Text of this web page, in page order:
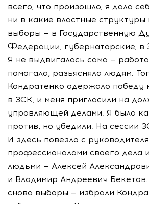
всего, что произошло, я дала
ни в какие властные
выборы — в Государственную
Федерации, губернаторские, в
Я не выдвигалась сама —
помогала, разъясняла людям.
Кондратенко одержало победу
в ЗСК, и меня пригласили на
управляющей делами. Я была
против, но убедили. На сессии
И здесь повезло с
профессионалами своего дела
людьми — Алексей
и Владимир Андреевич
снова выборы — избрали